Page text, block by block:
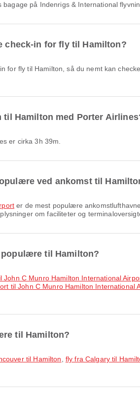
bagage på Indenrigs & International
check-in for fly til Hamilton?
Hamilton med Porter
er cirka 3h 39m.
ved ankomst til
er de mest populære
om faciliteter og
til Hamilton?
John C Munro Hamilton International
til John C Munro Hamilton International
til Hamilton?
til Hamilton fly fra Calgary til